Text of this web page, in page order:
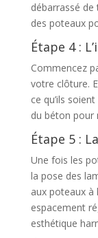
débarrassé de
des poteaux
Étape 4 :
Commencez
votre clôture.
ce qu’ils
du béton pour
Étape 5 :
Une fois les
la pose des
aux poteaux à
espacement
esthétique